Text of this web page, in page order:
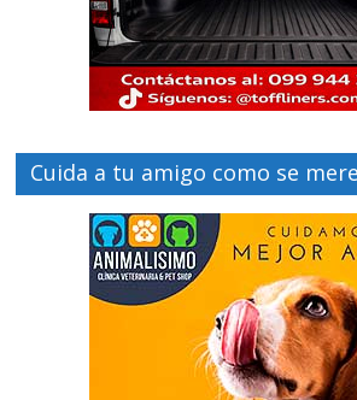
Cuida a tu amigo como se